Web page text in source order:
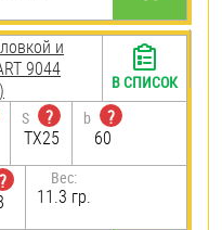
и
9044
S
?
TX25
b
?
60
?
Вес:
11.3 гр.
В СПИСОК